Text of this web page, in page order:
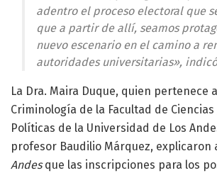
adentro el proceso electoral que
que a partir de allí, seamos
nuevo escenario en el camino a
autoridades universitarias»,
La Dra. Maira Duque, quien pertenece
Criminología de la Facultad de
Políticas de la Universidad de Los
profesor Baudilio Márquez, explicaron
Andesque las inscripciones para los